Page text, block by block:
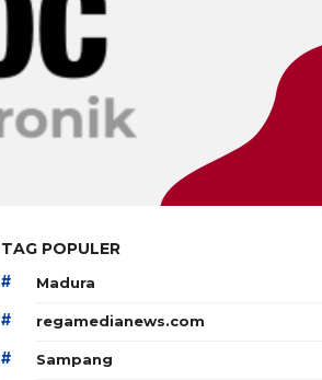
TAG POPULER
# Madura
# regamedianews.com
# Sampang